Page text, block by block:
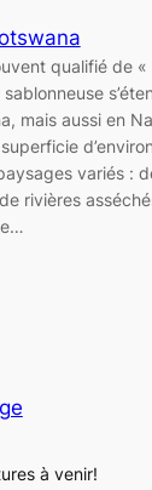
qualifié de
mais aussi en
superficie
variés :
rivières
à venir!